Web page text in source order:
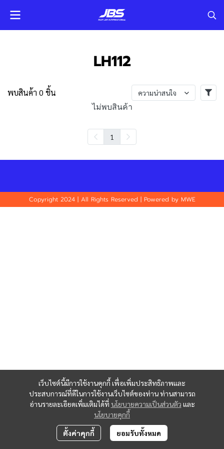
LH112
พบสินค้า 0 ชิ้น ความน่าสนใจ
ไม่พบสินค้า
1
เว็บไซต์นี้มีการใช้งานคุกกี้ เพื่อเพิ่มประสิทธิภาพและ
ประสบการณ์ที่ดีในการใช้งานเว็บไซต์ของท่าน ท่านสามารถ
อ่านรายละเอียดเพิ่มเติมได้ที่ นโยบายความเป็นส่วนตัว และ
นโยบายคุกกี้
ตั้งค่าคุกกี้ ยอมรับทั้งหมด
Copyright 2024 | All Rights Reserved | Powered by MWE